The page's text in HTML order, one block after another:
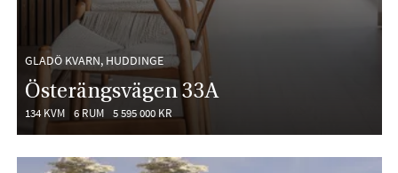
GLADÖ KVARN, HUDDINGE
Österängsvägen 33A
134 KVM 6 RUM 5 595 000 KR